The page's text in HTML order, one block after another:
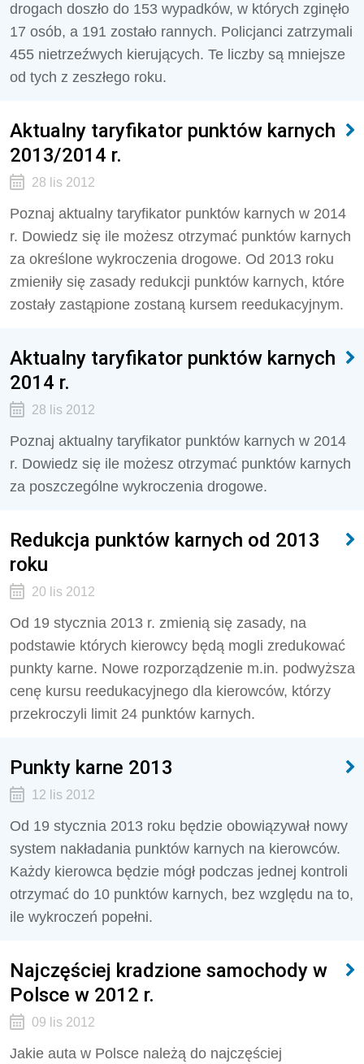
drogach doszło do 153 wypadków, w których zginęło
17 osób, a 191 zostało rannych. Policjanci zatrzymali
455 nietrzeźwych kierujących. Te liczby są mniejsze
od tych z zeszłego roku.
Aktualny taryfikator punktów karnych
2013/2014 r.
28 lis 2012
Poznaj aktualny taryfikator punktów karnych w 2014
r. Dowiedz się ile możesz otrzymać punktów karnych
za określone wykroczenia drogowe. Od 2013 roku
zmieniły się zasady redukcji punktów karnych, które
zostały zastąpione zostaną kursem reedukacyjnym.
Aktualny taryfikator punktów karnych
2014 r.
28 lis 2012
Poznaj aktualny taryfikator punktów karnych w 2014
r. Dowiedz się ile możesz otrzymać punktów karnych
za poszczególne wykroczenia drogowe.
Redukcja punktów karnych od 2013
roku
20 lis 2012
Od 19 stycznia 2013 r. zmienią się zasady, na
podstawie których kierowcy będą mogli zredukować
punkty karne. Nowe rozporządzenie m.in. podwyższa
cenę kursu reedukacyjnego dla kierowców, którzy
przekroczyli limit 24 punktów karnych.
Punkty karne 2013
12 lis 2012
Od 19 stycznia 2013 roku będzie obowiązywał nowy
system nakładania punktów karnych na kierowców.
Każdy kierowca będzie mógł podczas jednej kontroli
otrzymać do 10 punktów karnych, bez względu na to,
ile wykroczeń popełni.
Najczęściej kradzione samochody w
Polsce w 2012 r.
09 lis 2012
Jakie auta w Polsce należą do najczęściej